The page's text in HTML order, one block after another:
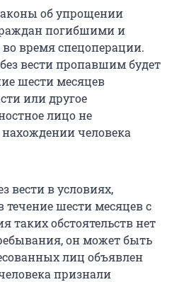
об упрощении
погибшими и
время спецоперации.
вести пропавшим будет
шести месяцев
или другое
лицо не
человека
вести в условиях,
шести месяцев с
таких обстоятельств нет
он может быть
лиц объявлен
признали